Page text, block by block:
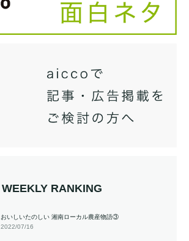
WEEKLY RANKING
おいしいたのしい 湘南ローカル農産物語③
2022/07/16